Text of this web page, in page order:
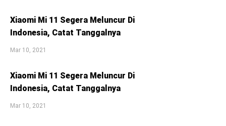
Xiaomi Mi 11 Segera Meluncur Di
Indonesia, Catat Tanggalnya
Mar 10, 2021
Xiaomi Mi 11 Segera Meluncur Di
Indonesia, Catat Tanggalnya
Mar 10, 2021